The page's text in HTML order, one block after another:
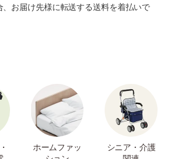
お届け先様に転送する送料を着払いで
ホームファッ
シニア・介護